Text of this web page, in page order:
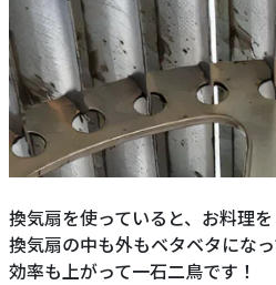
換気扇を使っていると、お料理
換気扇の中も外もベタベタにな
効率も上がって一石二鳥です！